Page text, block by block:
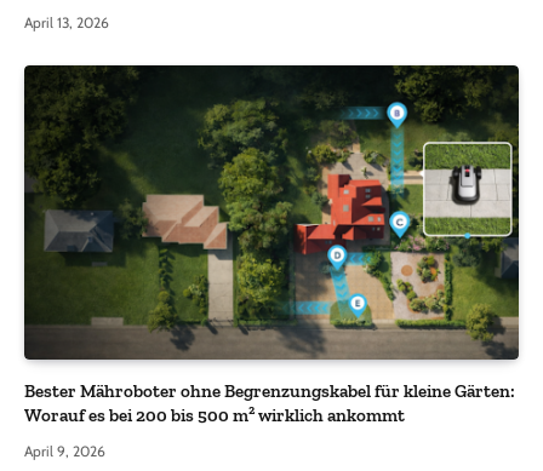
April 13, 2026
Bester Mähroboter ohne Begrenzungskabel für kleine Gärten:
Worauf es bei 200 bis 500 m² wirklich ankommt
April 9, 2026